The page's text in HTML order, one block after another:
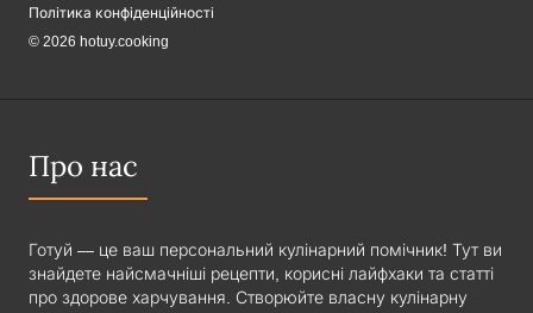
Політика конфіденційності
© 2026 hotuy.cooking
Про нас
Готуй — це ваш персональний кулінарний помічник! Тут ви
знайдете найсмачніші рецепти, корисні лайфхаки та статті
про здорове харчування. Створюйте власну кулінарну